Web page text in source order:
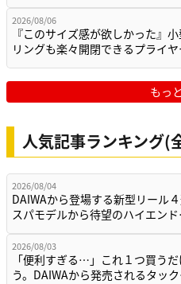
2026/08/06
『このサイズ感が欲しかった』
リングも楽々開閉できるプライ
もっ
人気記事ランキング(
2026/08/04
DAIWAから登場する新型リール
スパモデルから待望のハイエン
2026/08/03
「便利すぎる…」これ１つ買う
う。DAIWAから発売されるタッ